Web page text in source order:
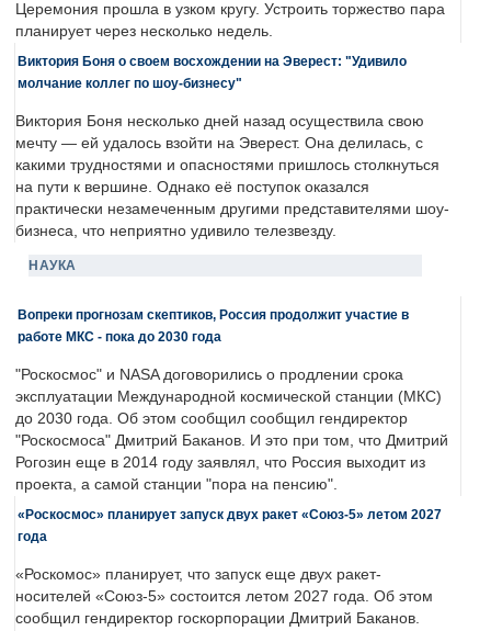
Церемония прошла в узком кругу. Устроить торжество пара
планирует через несколько недель.
Виктория Боня о своем восхождении на Эверест: "Удивило
молчание коллег по шоу-бизнесу"
Виктория Боня несколько дней назад осуществила свою
мечту — ей удалось взойти на Эверест. Она делилась, с
какими трудностями и опасностями пришлось столкнуться
на пути к вершине. Однако её поступок оказался
практически незамеченным другими представителями шоу-
бизнеса, что неприятно удивило телезвезду.
НАУКА
Вопреки прогнозам скептиков, Россия продолжит участие в
работе МКС - пока до 2030 года
"Роскосмос" и NASA договорились о продлении срока
эксплуатации Международной космической станции (МКС)
до 2030 года. Об этом сообщил сообщил гендиректор
"Роскосмоса" Дмитрий Баканов. И это при том, что Дмитрий
Рогозин еще в 2014 году заявлял, что Россия выходит из
проекта, а самой станции "пора на пенсию".
«Роскосмос» планирует запуск двух ракет «Союз-5» летом 2027
года
«Роскомос» планирует, что запуск еще двух ракет-
носителей «Союз-5» состоится летом 2027 года. Об этом
сообщил гендиректор госкорпорации Дмитрий Баканов.